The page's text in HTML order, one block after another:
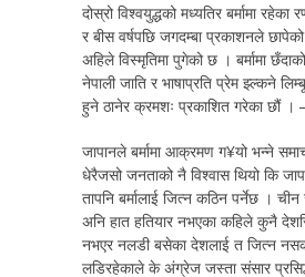
दोस्रो विश्वयुद्धको मध्यतिर बर्मामा
र बीस वर्षपछि जगदम्बा प्रकाशनले छापेको
अहिले विस्मृतिमा पुगेको छ । बर्मामा
नेपाली जाति र भाषाप्रति प्रेम झ्ल्कने
हुने ठानेर क्रमशः प्रकाशित गरेका छौं ।
जापानले बर्मामा आक्रमण ग¥यो भन्ने
धेरैजसो जनताको नै विश्वास थियो कि
तापनि बर्मालाई जित्न कठिन पर्नेछ ।
अनि हात हतियार नभएका कहिले कुनै
नभएर नलडी बसेका देशलाई त जित्न
लडिरहेकाले के अंग्रेज जस्ता संसार